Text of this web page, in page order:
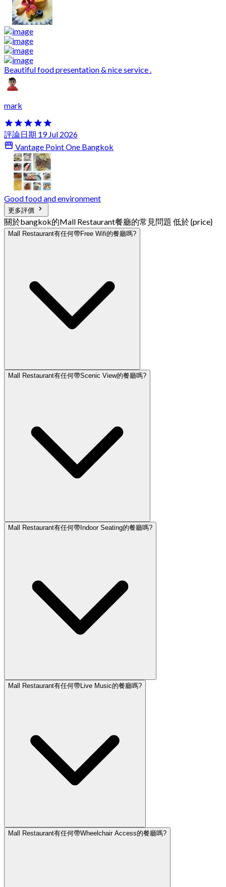
Beautiful food presentation & nice service .
mark
評論日期 19 Jul 2026
Vantage Point One Bangkok
Good food and environment
更多評價
關於bangkok的Mall Restaurant餐廳的常見問題 低於 {price}
Mall Restaurant有任何帶Free Wifi的餐廳嗎?
Mall Restaurant有任何帶Scenic View的餐廳嗎?
Mall Restaurant有任何帶Indoor Seating的餐廳嗎?
Mall Restaurant有任何帶Live Music的餐廳嗎?
Mall Restaurant有任何帶Wheelchair Access的餐廳嗎?